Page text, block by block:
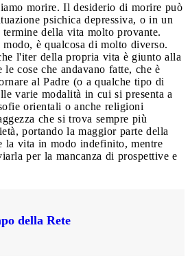
morire. Il desiderio di morire può
psichica depressiva, o in un
della vita molto provante.
è qualcosa di molto diverso.
l'iter della propria vita è giunto alla
cose che andavano fatte, che è
al Padre (o a qualche tipo di
varie modalità in cui si presenta a
orientali o anche religioni
che si trova sempre più
portando la maggior parte della
la vita in modo indefinito, mentre
per la mancanza di prospettive e
della Rete